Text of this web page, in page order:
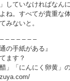
ていなければなん
。すべてが貴重な体
ないと。
– – – – – –
手紙がある』
ます？
「にんにく卵黄」